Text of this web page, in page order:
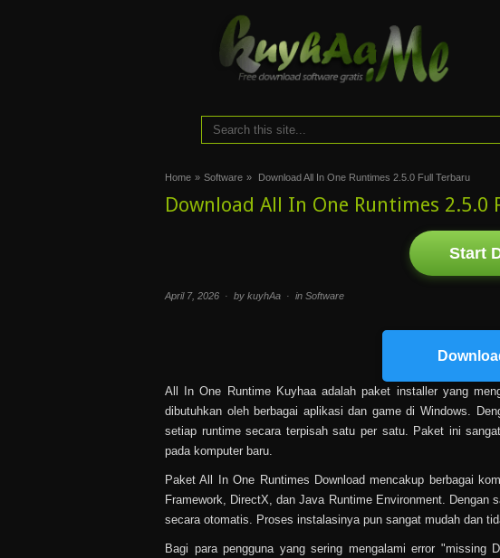
Home » Software » Download All In One Runtimes 2.5.0 Full Terbaru
Download All In One Runtimes 2.5.0
Start
April 7, 2026 · by kuyhAa · in Software
All In One Runtime Kuyhaa adalah paket installer yang
dibutuhkan oleh berbagai aplikasi dan game di Windows.
setiap runtime secara terpisah satu per satu. Paket ini
pada komputer baru.
Paket All In One Runtimes Download mencakup berbagai
Framework, DirectX, dan Java Runtime Environment.
secara otomatis. Proses instalasinya pun sangat mudah dan
Bagi para pengguna yang sering mengalami error